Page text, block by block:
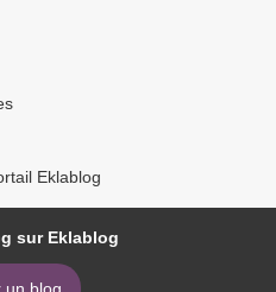
Eklablog
sur Eklablog